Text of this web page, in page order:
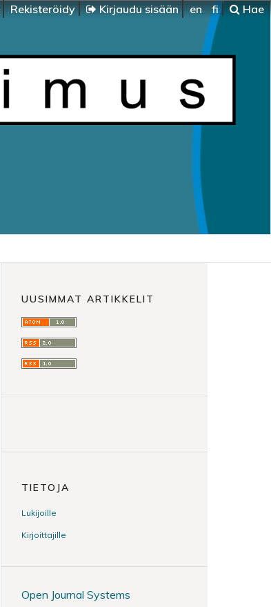
Rekisteröidy Kirjaudu sisään en fi Hae
UUSIMMAT ARTIKKELIT
TIETOJA
Lukijoille
Kirjoittajille
Open Journal Systems